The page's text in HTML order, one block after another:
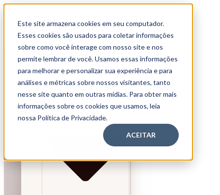
Este site armazena cookies em seu computador.
Esses cookies são usados para coletar informações
sobre como você interage com nosso site e nos
permite lembrar de você. Usamos essas informações
para melhorar e personalizar sua experiência e para
análises e métricas sobre nossos visitantes, tanto
nesse site quanto em outras mídias. Para obter mais
informações sobre os cookies que usamos, leia
nossa Política de Privacidade.
ACEITAR
Home
Quem somos
SoluçõesHome
Soluções